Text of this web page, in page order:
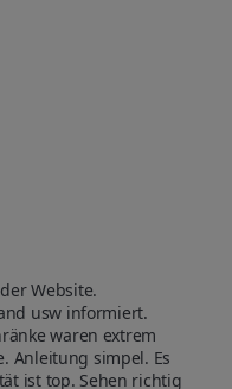
Website.
usw informiert.
waren extrem
Anleitung simpel. Es
ist top. Sehen richtig